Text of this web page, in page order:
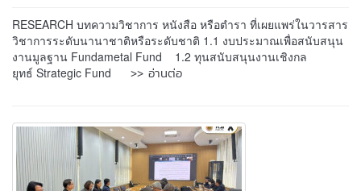
RESEARCH บทความวิชาการ หนังสือ หรือตํารา ที่เผยแพร่ในวารสาร
วิชาการระดับนานาชาติหรือระดับชาติ 1.1 งบประมาณเพื่อสนับสนุน
งานมูลฐาน Fundametal Fund 1.2 ทุนสนับสนุนงานเชิงกล
ยุทธ์ Strategic Fund >> อ่านต่อ